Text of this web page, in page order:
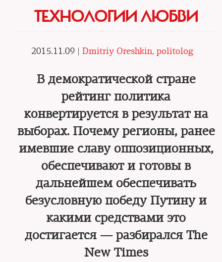
ТЕХНОЛОГИИ ЛЮБВИ
2015.11.09 | Dmitriy Oreshkin, politolog
В демократической стране
рейтинг политика
конвертируется в результат на
выборах. Почему регионы, ранее
имевшие славу оппозиционных,
обеспечивают и готовы в
дальнейшем обеспечивать
безусловную победу Путину и
какими средствами это
достигается — разбирался The
New Times